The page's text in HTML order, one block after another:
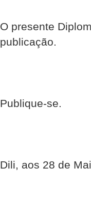
O presente
publicação.
Publique-se.
Dili, aos 28 de